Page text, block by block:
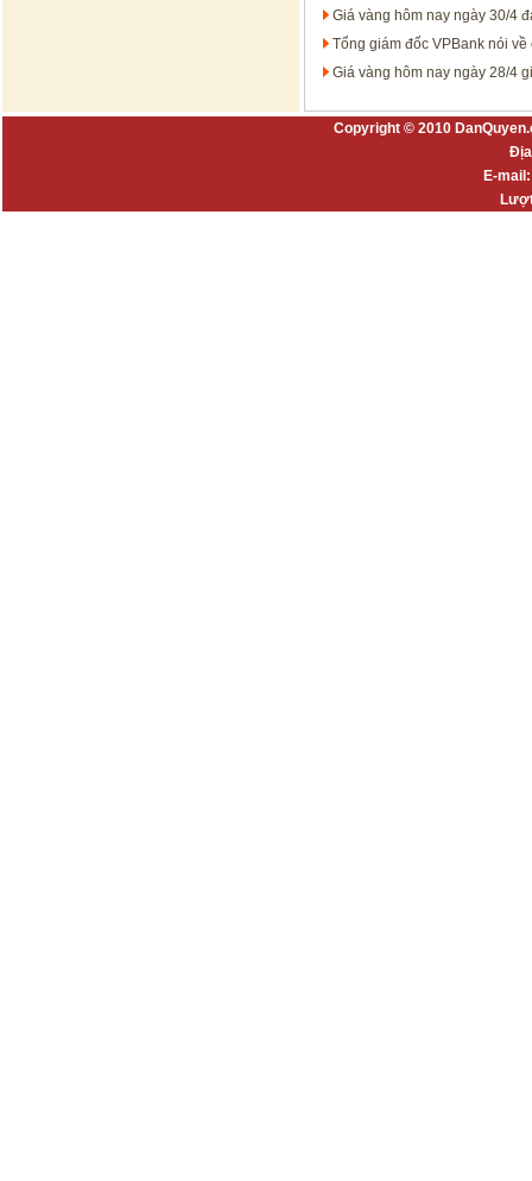
Giá vàng hôm nay ngày 30/4
Tổng giám đốc VPBank nói
Giá vàng hôm nay ngày 28/4
Copyright © 2010
E-